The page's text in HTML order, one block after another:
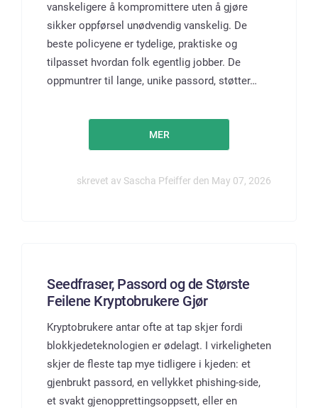
vanskeligere å kompromittere uten å gjøre
sikker oppførsel unødvendig vanskelig. De
beste policyene er tydelige, praktiske og
tilpasset hvordan folk egentlig jobber. De
oppmuntrer til lange, unike passord, støtter…
MER
skrevet av Sascha Pfeiffer den May 07, 2026
Seedfraser, Passord og de Største
Feilene Kryptobrukere Gjør
Kryptobrukere antar ofte at tap skjer fordi
blokkjedeteknologien er ødelagt. I virkeligheten
skjer de fleste tap mye tidligere i kjeden: et
gjenbrukt passord, en vellykket phishing-side,
et svakt gjenopprettingsoppsett, eller en